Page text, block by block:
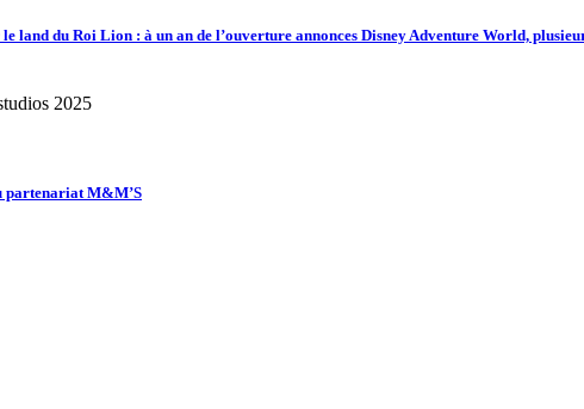
land du Roi Lion : à un an de l’ouverture annonces Disney Adventure World,
partenariat M&M’S